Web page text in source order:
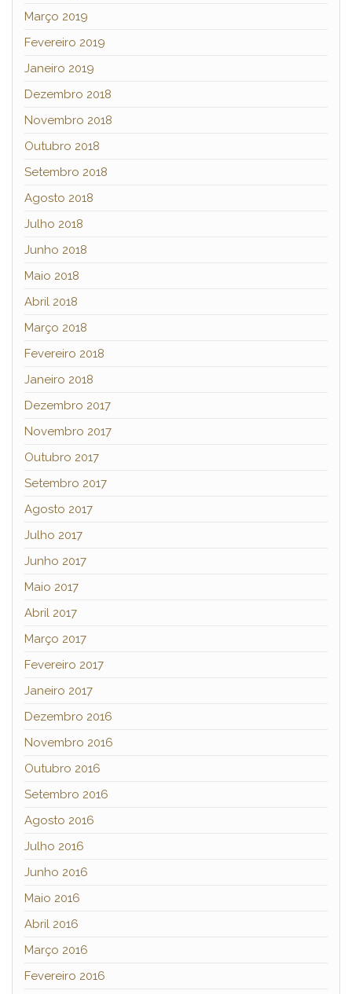
Março 2019
Fevereiro 2019
Janeiro 2019
Dezembro 2018
Novembro 2018
Outubro 2018
Setembro 2018
Agosto 2018
Julho 2018
Junho 2018
Maio 2018
Abril 2018
Março 2018
Fevereiro 2018
Janeiro 2018
Dezembro 2017
Novembro 2017
Outubro 2017
Setembro 2017
Agosto 2017
Julho 2017
Junho 2017
Maio 2017
Abril 2017
Março 2017
Fevereiro 2017
Janeiro 2017
Dezembro 2016
Novembro 2016
Outubro 2016
Setembro 2016
Agosto 2016
Julho 2016
Junho 2016
Maio 2016
Abril 2016
Março 2016
Fevereiro 2016